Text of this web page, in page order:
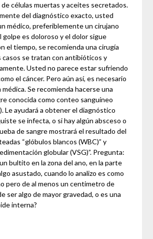
células muertas y aceites secretados.
del diagnóstico exacto, usted
médico, preferiblemente un cirujano
golpe es doloroso y el dolor sigue
el tiempo, se recomienda una cirugía
casos se tratan con antibióticos y
Usted no parece estar sufriendo
el cáncer. Pero aún así, es necesario
Se recomienda hacerse una
conocida como conteo sanguíneo
Le ayudará a obtener el diagnóstico
se infecta, o si hay algún absceso o
de sangre mostrará el resultado del
“glóbulos blancos (WBC)” y
globular (VSG)”. Pregunta:
bultito en la zona del ano, en la parte
asustado, cuando lo analizo es como
pero de al menos un centimetro de
ser algo de mayor gravedad, o es una
interna?